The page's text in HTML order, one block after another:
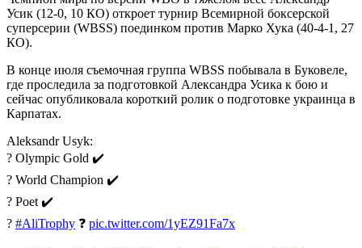
Усик (12-0, 10 КО) откроет турнир Всемирной боксерской
суперсерии (WBSS) поединком против Марко Хука (40-4-1, 27
КО).
В конце июля съемочная группа WBSS побывала в Буковеле,
где проследила за подготовкой Александра Усика к бою и
сейчас опубликовала короткий ролик о подготовке украинца в
Карпатах.
Aleksandr Usyk:
? Olympic Gold ✔️
? World Champion ✔️
? Poet ✔️
? #AliTrophy ❓ pic.twitter.com/1yEZ91Fa7x